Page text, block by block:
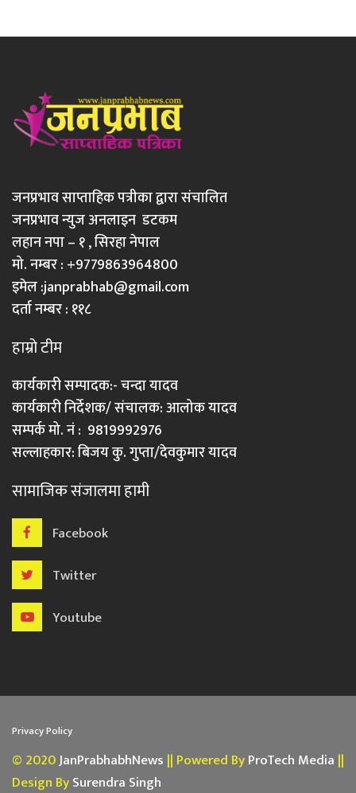
जनप्रभाव साप्ताहिक पत्रीका द्वारा संचालित
जनप्रभाव न्युज अनलाइन डटकम
लहान नपा – १ , सिरहा नेपाल
मो. नम्बर : +9779863964800
इमेल :janprabhab@gmail.com
दर्ता नम्बर : ११८
हाम्रो टीम
कार्यकारी सम्पादक:- चन्दा यादव
कार्यकारी निर्देशक/ संचालक: आलोक यादव
सम्पर्क मो. नं : 9819992976
सल्लाहकार: बिजय कु. गुप्ता/देवकुमार यादव
सामाजिक संजालमा हामी
Facebook
Twitter
Youtube
Privacy Policy
© 2020JanPrabhabhNews || Powered ByProTech Media ||
Design BySurendra Singh